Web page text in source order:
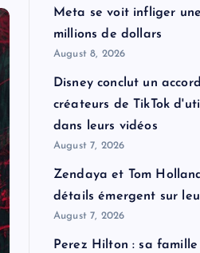
Meta se voit infliger
millions de dollars
August 8, 2026
Disney conclut un
créateurs de TikTok
dans leurs vidéos
August 7, 2026
Zendaya et Tom
détails émergent sur
August 7, 2026
Perez Hilton : sa